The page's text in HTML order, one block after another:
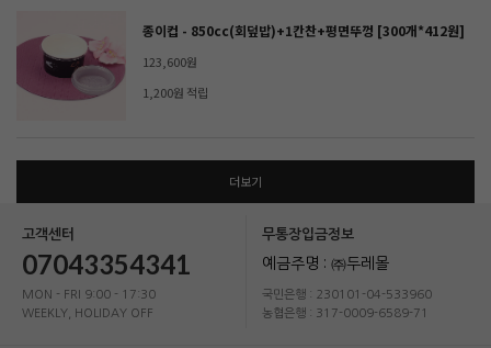
종이컵 - 850cc(회덮밥)+1칸찬+평면뚜껑 [300개*412원]
123,600원
1,200원 적립
더보기
고객센터
07043354341
MON - FRI 9:00 - 17:30
WEEKLY, HOLIDAY OFF
무통장입금정보
예금주명 : ㈜두레몰
국민은행 : 230101-04-533960
농협은행 : 317-0009-6589-71